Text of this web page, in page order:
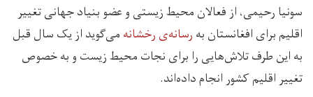
سونیا رحیمی، از فعالان محیط زیستی و عضو بنیاد جهانی تغییر
اقلیم برای افغانستان بهرسانه‌ی رخشانهمی‌گوید از یک سال قبل
به این طرف تلاش‌هایی را برای نجات محیط زیست و به خصوص
تغییر اقلیم کشور انجام داده‌اند.